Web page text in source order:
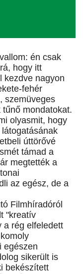
én csak
hogy itt
kezdve nagyon
fehér
szemüveges
mondatokat.
olyasmit, hogy
úttörővé
támad a
megtették a
az egész, de a
Filmhíradóról
"kreatív
a rég elfeledett
egészen
sikerült is
bekészített